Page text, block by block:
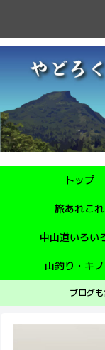
トップ
旅あれこれ
中山道いろい
山釣り・キ
ブログ